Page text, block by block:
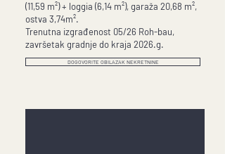
(11,59 m²) + loggia (6,14 m²), garaža 20,68 m²,
ostva 3,74m².
Trenutna izgrađenost 05/26 Roh-bau,
završetak gradnje do kraja 2026.g.
DOGOVORITE OBILAZAK NEKRETNINE